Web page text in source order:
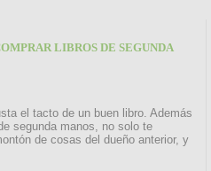
LIBROS DE SEGUNDA
el tacto de un buen libro. Además
segunda manos, no solo te
de cosas del dueño anterior, y